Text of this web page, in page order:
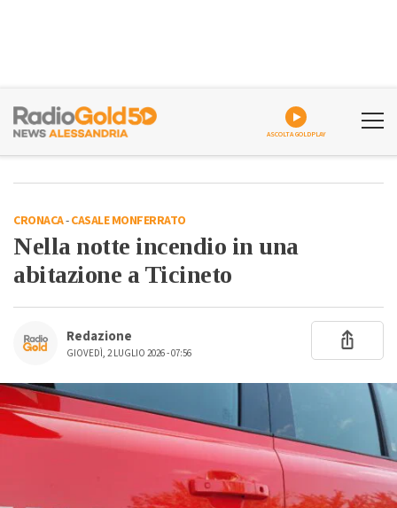
ASCOLTA GOLDPLAY
CRONACA-CASALE MONFERRATO
Nella notte incendio in una
abitazione a Ticineto
Redazione
GIOVEDÌ, 2 LUGLIO 2026 - 07:56